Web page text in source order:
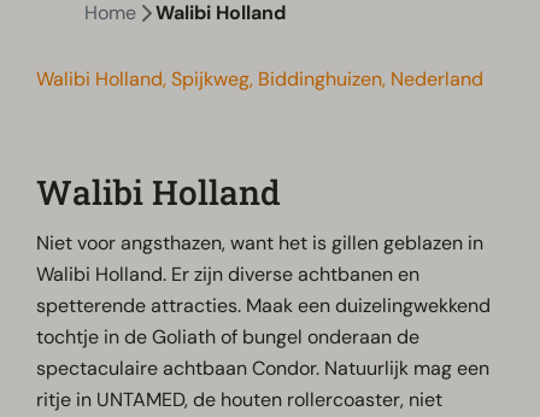
Home Walibi Holland
Walibi Holland, Spijkweg, Biddinghuizen, Nederland
Walibi Holland
Niet voor angsthazen, want het is gillen geblazen in
Walibi Holland. Er zijn diverse achtbanen en
spetterende attracties. Maak een duizelingwekkend
tochtje in de Goliath of bungel onderaan de
spectaculaire achtbaan Condor. Natuurlijk mag een
ritje in UNTAMED, de houten rollercoaster, niet